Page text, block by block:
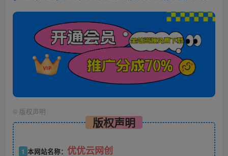
© 版权声明
版权声明
1 本网站名称： 优优云网创